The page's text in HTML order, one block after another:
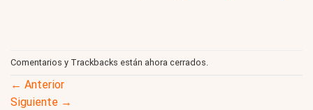
Comentarios y Trackbacks están ahora cerrados.
← Anterior
Siguiente →